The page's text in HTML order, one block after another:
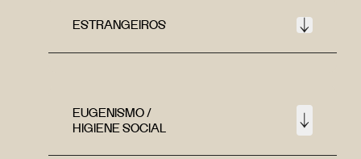
ESTRANGEIROS
EUGENISMO /
HIGIENE SOCIAL